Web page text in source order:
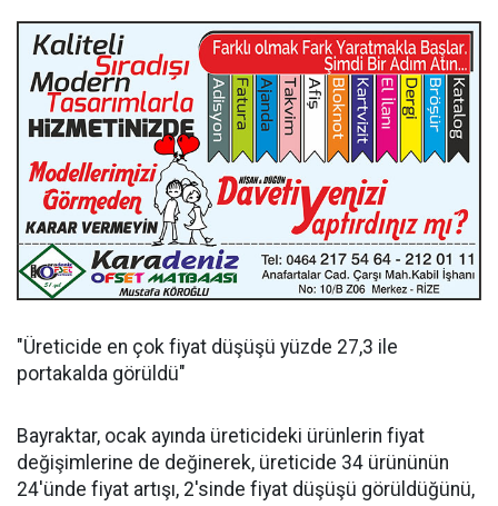
"Üreticide en çok fiyat düşüşü yüzde 27,3 ile
portakalda görüldü"
Bayraktar, ocak ayında üreticideki ürünlerin fiyat
değişimlerine de değinerek, üreticide 34 ürününün
24'ünde fiyat artışı, 2'sinde fiyat düşüşü görüldüğünü,